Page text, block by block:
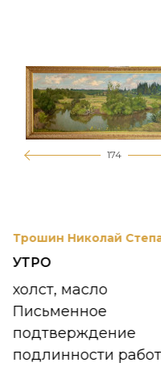
174
Трошин Николай
УТРО
холст, масло
Письменное
подтверждение
подлинности